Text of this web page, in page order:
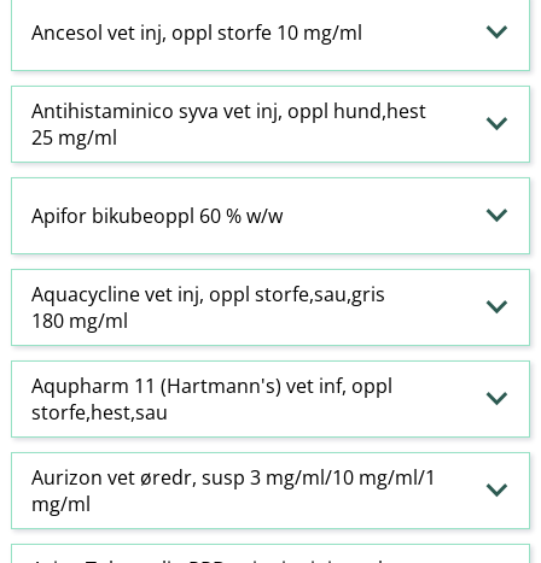
Ancesol vet inj, oppl storfe 10 mg/ml
Antihistaminico syva vet inj, oppl hund,hest
25 mg/ml
Apifor bikubeoppl 60 % w​/​w
Aquacycline vet inj, oppl storfe,sau,gris
180 mg/ml
Aqupharm 11 (Hartmann's) vet inf, oppl
storfe,hest,sau
Aurizon vet øredr, susp 3 mg/ml/10 mg/ml/1
mg/ml